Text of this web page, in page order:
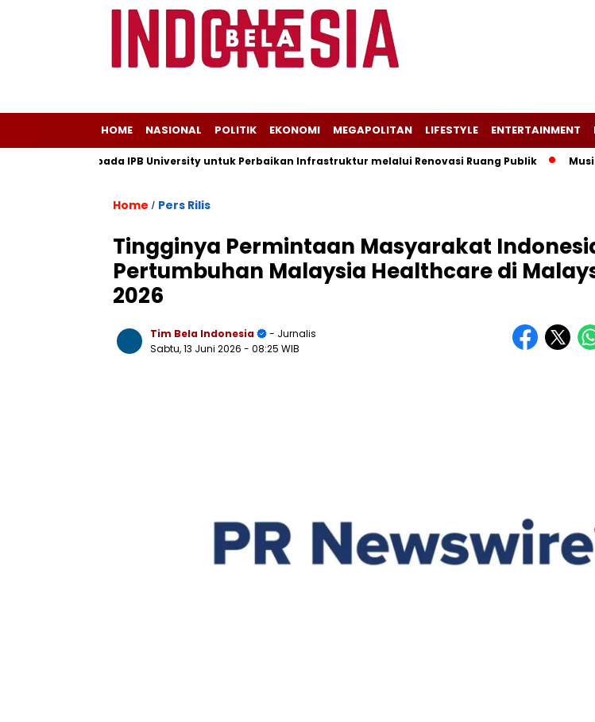
HOME NASIONAL POLITIK EKONOMI MEGAPOLITAN LIFESTYLE ENTERTAINMENT
Kepada IPB University untuk Perbaikan Infrastruktur melalui Renovasi Ruang Publik Musim
Home / Pers Rilis
Tingginya Permintaan Masyarakat
Pertumbuhan Malaysia Healthcare di
2026
Tim Bela Indonesia
- Jurnalis
Sabtu, 13 Juni 2026 - 08:25 WIB